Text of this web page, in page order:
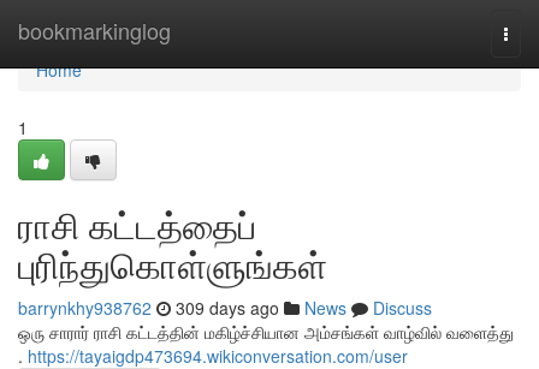
bookmarkinglog
Home
Home
1
ராசி கட்டத்தைப்
புரிந்துகொள்ளுங்கள்
barrynkhy938762 309 days ago News
Discuss
ஒரு சாரார் ராசி கட்டத்தின் மகிழ்ச்சியான அம்சங்கள் வாழ்வில் வளைத்து
. https://tayaigdp473694.wikiconversation.com/user